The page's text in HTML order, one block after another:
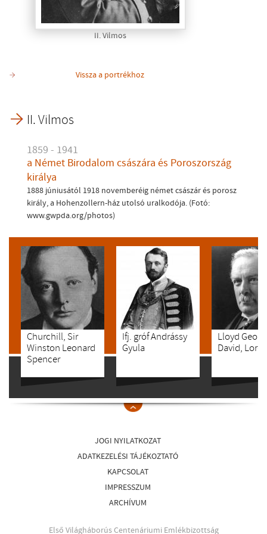
II. Vilmos
Vissza a portrékhoz
II. Vilmos
1859 - 1941
a Német Birodalom császára és Poroszország
királya
1888 júniusától 1918 novemberéig német császár és porosz
király, a Hohenzollern-ház utolsó uralkodója. (Fotó:
www.gwpda.org/photos)
Churchill, Sir
Winston Leonard
Spencer
Ifj. gróf Andrássy
Gyula
Lloyd
David, Lord
JOGI NYILATKOZAT
ADATKEZELÉSI TÁJÉKOZTATÓ
KAPCSOLAT
IMPRESSZUM
ARCHÍVUM
Első Világháborús Centenáriumi Emlékbizottság